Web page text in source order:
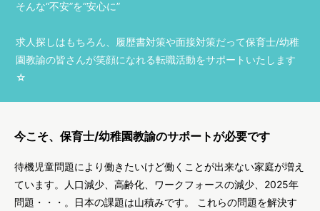
そんな“不安”を“安心に”
求人探しはもちろん、履歴書対策や面接対策だって保育士/幼稚
園教諭の皆さんが笑顔になれる転職活動をサポートいたします
☆
今こそ、保育士/幼稚園教諭のサポートが必要です
待機児童問題により働きたいけど働くことが出来ない家庭が増え
ています。人口減少、高齢化、ワークフォースの減少、2025年
問題・・・。日本の課題は山積みです。 これらの問題を解決す